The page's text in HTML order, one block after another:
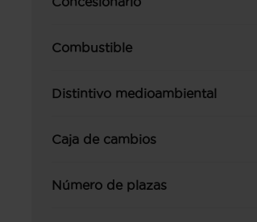
Combustible
Distintivo medioambiental
Caja de cambios
Número de plazas